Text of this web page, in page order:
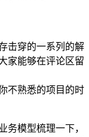
击穿的一系列的解
家能够在评论区留
不熟悉的项目的时
务模型梳理一下，